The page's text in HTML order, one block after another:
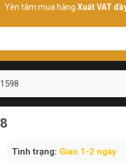
mua hàngXuất VAT đầy đủ
Tình trạng: Giao 1-2 ngày